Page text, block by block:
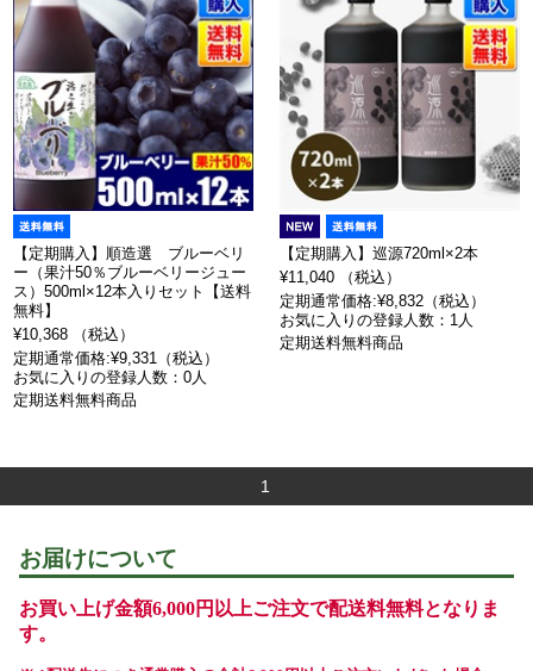
【定期購入】順造選 ブルーベリ
ー（果汁50％ブルーベリージュー
ス）500ml×12本入りセット【送料
無料】
¥10,368 （税込）
定期通常価格:¥9,331（税込）
お気に入りの登録人数：0人
定期送料無料商品
【定期購入】巡源720ml×2本
¥11,040 （税込）
定期通常価格:¥8,832（税込）
お気に入りの登録人数：1人
定期送料無料商品
1